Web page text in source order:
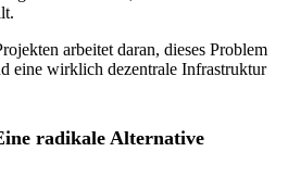
arbeitet daran, dieses Problem
eine wirklich dezentrale Infrastruktur
radikale Alternative